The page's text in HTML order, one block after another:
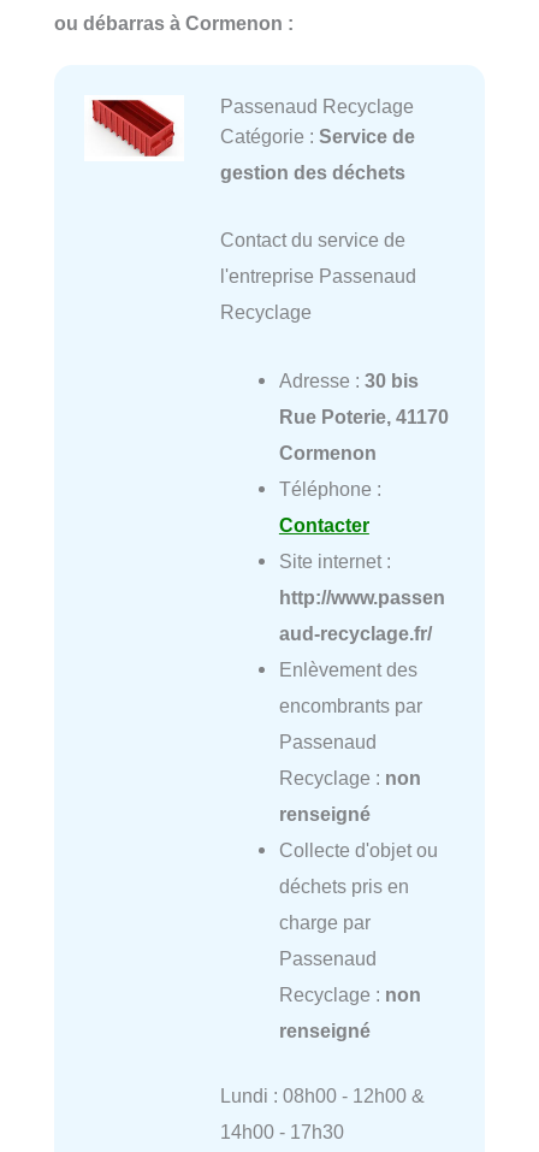
ou débarras à Cormenon :
Passenaud Recyclage
Catégorie : Service de
gestion des déchets
Contact du service de
l'entreprise Passenaud
Recyclage
Adresse : 30 bis
Rue Poterie, 41170
Cormenon
Téléphone :
Contacter
Site internet :
http://www.passen
aud-recyclage.fr/
Enlèvement des
encombrants par
Passenaud
Recyclage : non
renseigné
Collecte d'objet ou
déchets pris en
charge par
Passenaud
Recyclage : non
renseigné
Lundi : 08h00 - 12h00 &
14h00 - 17h30